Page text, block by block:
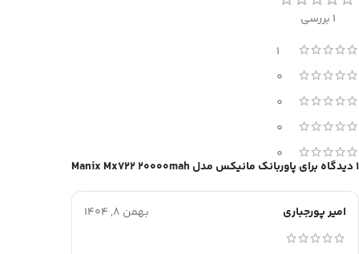
1 بررسی
1
0
0
0
0
1 دیدگاه برای پاوربانک مانیکس مدل Manix Mx722 20000mah
امیر پورجباری بهمن 8, 1404